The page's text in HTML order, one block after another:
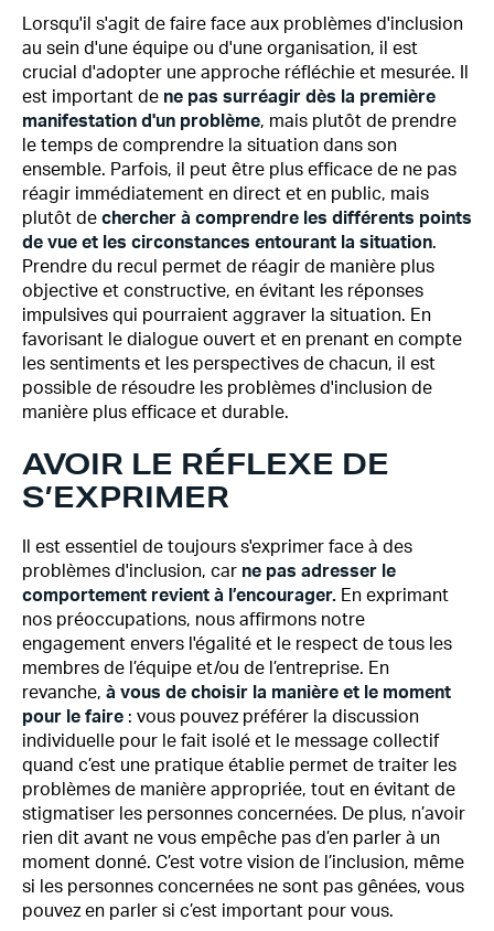
Lorsqu'il s'agit de faire face aux problèmes d'inclusion
au sein d'une équipe ou d'une organisation, il est
crucial d'adopter une approche réfléchie et mesurée. Il
est important de ne pas surréagir dès la première
manifestation d'un problème, mais plutôt de prendre
le temps de comprendre la situation dans son
ensemble. Parfois, il peut être plus efficace de ne pas
réagir immédiatement en direct et en public, mais
plutôt de chercher à comprendre les différents points
de vue et les circonstances entourant la situation.
Prendre du recul permet de réagir de manière plus
objective et constructive, en évitant les réponses
impulsives qui pourraient aggraver la situation. En
favorisant le dialogue ouvert et en prenant en compte
les sentiments et les perspectives de chacun, il est
possible de résoudre les problèmes d'inclusion de
manière plus efficace et durable.
AVOIR LE RÉFLEXE DE
S’EXPRIMER
Il est essentiel de toujours s'exprimer face à des
problèmes d'inclusion, car ne pas adresser le
comportement revient à l’encourager. En exprimant
nos préoccupations, nous affirmons notre
engagement envers l'égalité et le respect de tous les
membres de l’équipe et/ou de l’entreprise. En
revanche, à vous de choisir la manière et le moment
pour le faire : vous pouvez préférer la discussion
individuelle pour le fait isolé et le message collectif
quand c’est une pratique établie permet de traiter les
problèmes de manière appropriée, tout en évitant de
stigmatiser les personnes concernées. De plus, n’avoir
rien dit avant ne vous empêche pas d’en parler à un
moment donné. C’est votre vision de l’inclusion, même
si les personnes concernées ne sont pas gênées, vous
pouvez en parler si c’est important pour vous.